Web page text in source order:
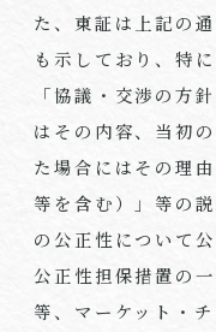
た、東証は上記の
も示しており、特
「協議・交渉の方
はその内容、当初
た場合にはその理
等を含む）」等の
の公正性について
公正性担保措置の
等、マーケット・